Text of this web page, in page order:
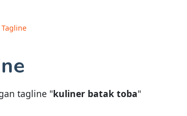
Tagline
tagline "kuliner batak toba"